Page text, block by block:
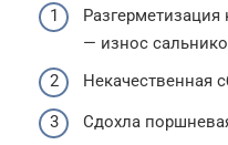
— износ
Некачественная
Сдохла